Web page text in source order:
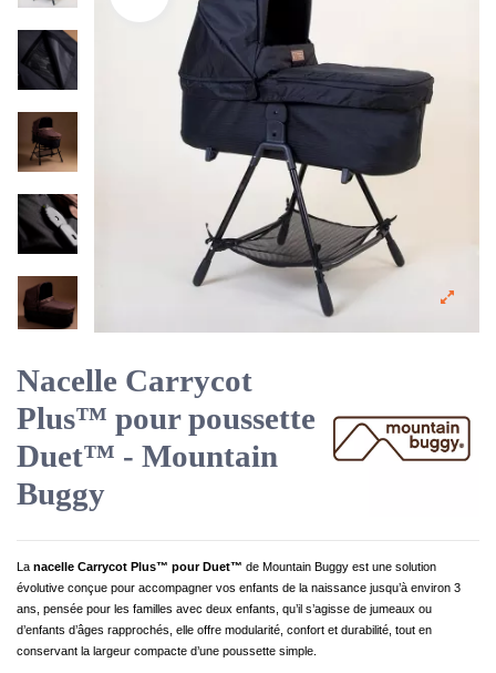
Nacelle Carrycot
Plus™ pour poussette
Duet™ - Mountain
Buggy
La nacelle Carrycot Plus™ pour Duet™ de Mountain Buggy est une solution
évolutive conçue pour accompagner vos enfants de la naissance jusqu’à environ 3
ans, pensée pour les familles avec deux enfants, qu’il s’agisse de jumeaux ou
d’enfants d’âges rapprochés, elle offre modularité, confort et durabilité, tout en
conservant la largeur compacte d’une poussette simple.